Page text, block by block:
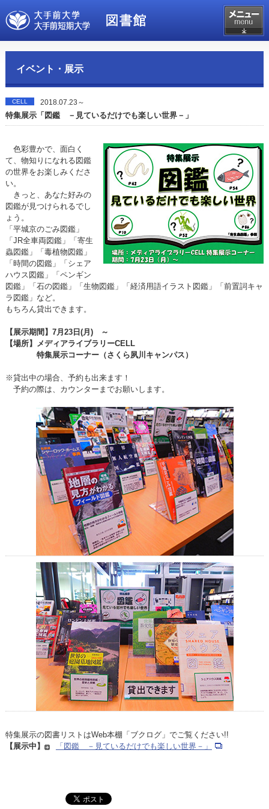
イベント・展示
CELL 2018.07.23～
特集展示「図鑑 －見ているだけでも楽しい世界－」
色彩豊かで、面白く
て、物知りになれる図鑑
の世界をお楽しみくださ
い。
きっと、あなた好みの
図鑑が見つけられるでし
ょう。
「平城京のごみ図鑑」
「JR全車両図鑑」「寄生
蟲図鑑」「毒植物図鑑」
「時間の図鑑」「シェア
ハウス図鑑」「ペンギン
図鑑」「石の図鑑」「生物図鑑」「経済用語イラスト図鑑」「前置詞キャ
ラ図鑑」など。
もちろん貸出できます。
【展示期間】7月23日(月) ～
【場所】メディアライブラリーCELL
特集展示コーナー（さくら夙川キャンパス）
※貸出中の場合、予約も出来ます！
予約の際は、カウンターまでお願いします。
特集展示の図書リストはWeb本棚「ブクログ」でご覧ください!!
【展示中】
「図鑑 －見ているだけでも楽しい世界－」